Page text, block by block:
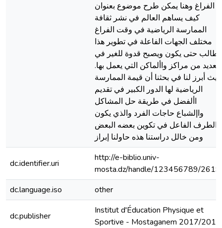
الفراغ وهنا يمكن طرح موضوع بعنوان
كيف يساهم العالم في نشر ثقافة
الممارسة الرياضية في وقت الفراغ
مختلف الجهات الفاعلة في تطوير هذا
حتى يكون ويصبح قدوة للغير في
العديد من مراكز واألماكن التي يعمل بها.
حيث أبرز لنا في بحثنا أن قيمة الممارسة
الرياضية لها الدور الكبير في تقديم
األفضل في طريقة حل المشاكل
واإلشباع حاجات الفرد والذي يكون
الطرف الفاعل في تكوين بعضه البعض
ومن خالل دراستنا هذه حاولنا إبراز
dc.identifier.uri
http://e-biblio.univ-
mosta.dz/handle/123456789/
dc.language.iso
other
dc.publisher
Institut d'Éducation Physique et
Sportive - Mostaganem 2017/2018